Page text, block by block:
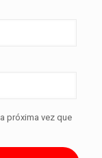
próxima vez que